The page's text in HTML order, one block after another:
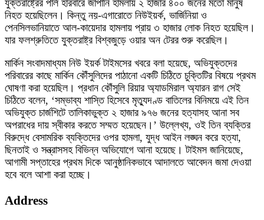
যুক্তরাষ্ট্রের পার্ল হারবারে জাপানি হামলায় ২ হাজার ৪০০ জনের মতো মানুষ
নিহত হয়েছিলেন। কিন্তু নয়-এগারোতে নিউইয়র্ক, ভার্জিনিয়া ও
পেনসিলভানিয়াতে আল-কায়েদার হামলায় প্রায় ৩ হাজার লোক নিহত হয়েছিল।
যার ফলশ্রুতিতে যুক্তরাষ্ট্র বিশ্বজুড়ে ওয়ার অন টেরর শুরু করেছিল।
মার্কিন সংবাদমাধ্যম নিউ ইয়র্ক টাইমসের খবরে বলা হয়েছে, অভিযুক্তদের
পরিবারের কাছে মার্কিন কৌঁসুলিদের পাঠানো একটি চিঠিতে চুক্তিটির বিষয়ে প্রথম
ঘোষণা করা হয়েছিল। প্রধান কৌঁসুলি রিয়ার অ্যাডমিরাল অ্যারন রাগ সেই
চিঠিতে বলেন, ‘সম্ভাব্য শাস্তি হিসেবে মৃত্যুদণ্ড বাতিলের বিনিময়ে এই তিন
অভিযুক্ত চার্জশিটে তালিকাভুক্ত ২ হাজার ৯৭৬ জনের হত্যাসহ আনা সব
অপরাধের দায় স্বীকার করতে সম্মত হয়েছেন।’ উল্লেখ্য, ওই তিন ব্যক্তির
বিরুদ্ধে বেসামরিক ব্যক্তিদের ওপর হামলা, যুদ্ধ আইন লঙ্ঘন করে হত্যা,
ছিনতাই ও সন্ত্রাসসহ বিভিন্ন অভিযোগে আনা হয়েছে। টাইমস জানিয়েছে,
আগামী সপ্তাহের প্রথম দিকে আনুষ্ঠানিকভাবে আদালতে আবেদন জমা দেওয়া
হবে বলে আশা করা হচ্ছে।
Address